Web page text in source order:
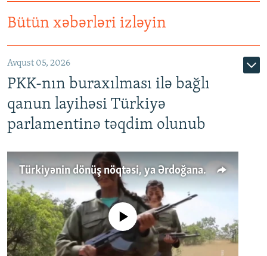
Bütün xəbərləri izləyin
Avqust 05, 2026
PKK-nın buraxılması ilə bağlı
qanun layihəsi Türkiyə
parlamentinə təqdim olunub
Türkiyənin dönüş nöqtəsi, ya Ərdoğana üçüncü şans: PKK ilə qəfil barışıq nə deməkdir?
No media source currently available